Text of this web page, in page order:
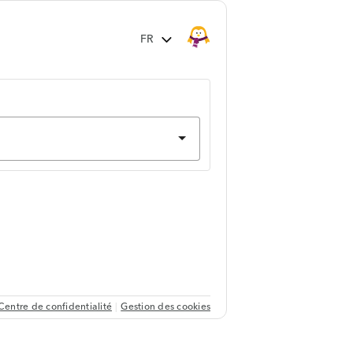
de confidentialité Gestion des cookies